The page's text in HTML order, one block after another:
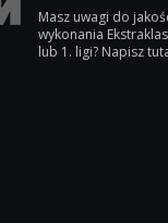
Masz uwagi do
wykonania
lub 1. ligi? Napisz